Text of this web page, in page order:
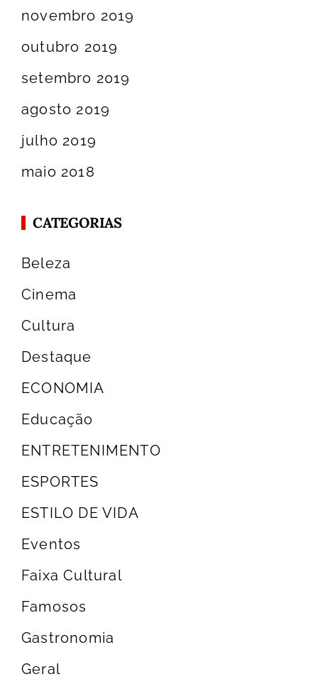
novembro 2019
outubro 2019
setembro 2019
agosto 2019
julho 2019
maio 2018
CATEGORIAS
Beleza
Cinema
Cultura
Destaque
ECONOMIA
Educação
ENTRETENIMENTO
ESPORTES
ESTILO DE VIDA
Eventos
Faixa Cultural
Famosos
Gastronomia
Geral